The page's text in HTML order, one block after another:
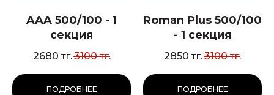
AAA 500/100 - 1
секция
2680 тг.3100 тг.
ПОДРОБНЕЕ
Roman Plus 500/100
- 1 секция
2850 тг.3100 тг.
ПОДРОБНЕЕ